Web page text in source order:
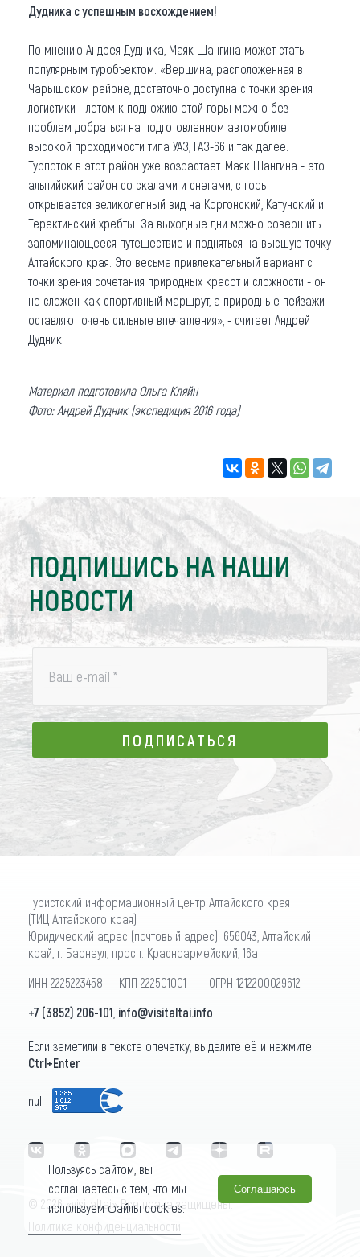
Дудника с успешным восхождением!
По мнению Андрея Дудника, Маяк Шангина может стать
популярным туробъектом. «Вершина, расположенная в
Чарышском районе, достаточно доступна с точки зрения
логистики - летом к подножию этой горы можно без
проблем добраться на подготовленном автомобиле
высокой проходимости типа УАЗ, ГАЗ-66 и так далее.
Турпоток в этот район уже возрастает. Маяк Шангина - это
альпийский район со скалами и снегами, с горы
открывается великолепный вид на Коргонский, Катунский и
Теректинский хребты. За выходные дни можно совершить
запоминающееся путешествие и подняться на высшую точку
Алтайского края. Это весьма привлекательный вариант с
точки зрения сочетания природных красот и сложности - он
не сложен как спортивный маршрут, а природные пейзажи
оставляют очень сильные впечатления», - считает Андрей
Дудник.
Материал подготовила Ольга Кляйн
Фото: Андрей Дудник (экспедиция 2016 года)
ПОДПИШИСЬ НА НАШИ
НОВОСТИ
Ваш e-mail *
ПОДПИСАТЬСЯ
ПОДПИСАТЬСЯ
Туристский информационный центр Алтайского края
(ТИЦ Алтайского края)
Юридический адрес (почтовый адрес): 656043, Алтайский
край, г. Барнаул, просп. Красноармейский, 16а
ИНН 2225223458 КПП 222501001 ОГРН 1212200029612
+7 (3852) 206-101 info@visitaltai.info
Если заметили в тексте опечатку, выделите её и нажмите
Ctrl+Enter
null
© 2026 «visitaltai» Все права защищены.
Политика конфиденциальности
Пользуясь сайтом, вы
соглашаетесь с тем, что мы
используем файлы cookies.
Соглашаюсь